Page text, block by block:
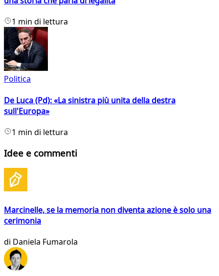
1 min di lettura
Politica
De Luca (Pd): «La sinistra più unita della destra
sull'Europa»
1 min di lettura
Idee e commenti
Marcinelle, se la memoria non diventa azione è solo una
cerimonia
di Daniela Fumarola